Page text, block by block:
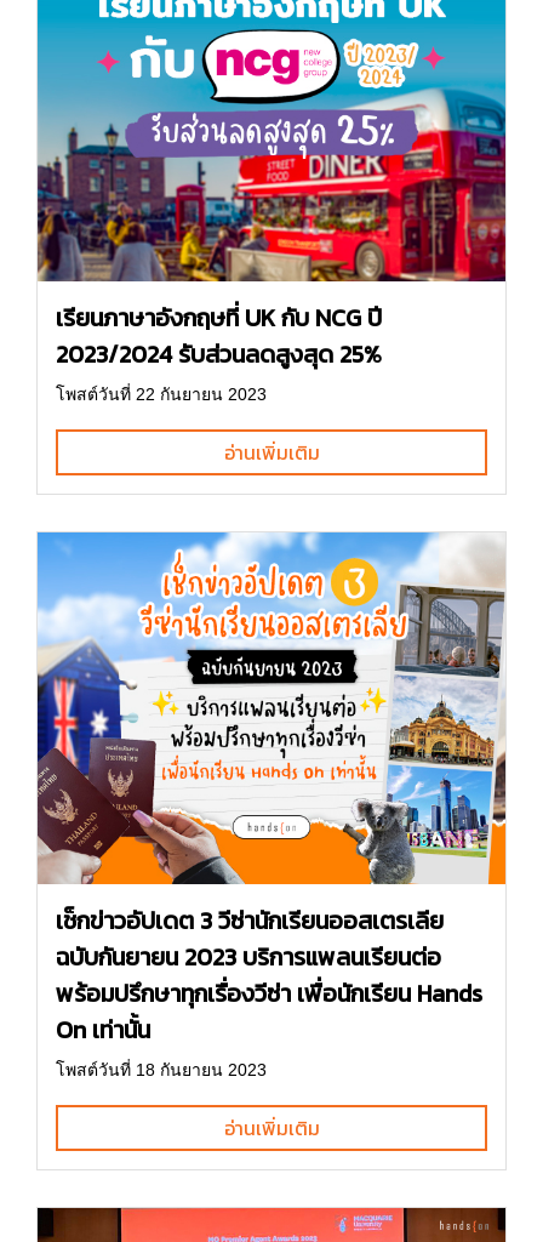
เรียนภาษาอังกฤษที่ UK กับ NCG ปี
2023/2024 รับส่วนลดสูงสุด 25%
โพสต์วันที่ 22 กันยายน 2023
อ่านเพิ่มเติม
เช็กข่าวอัปเดต 3 วีซ่านักเรียนออสเตรเลีย
ฉบับกันยายน 2023 บริการแพลนเรียนต่อ
พร้อมปรึกษาทุกเรื่องวีซ่า เพื่อนักเรียน Hands
On เท่านั้น
โพสต์วันที่ 18 กันยายน 2023
อ่านเพิ่มเติม